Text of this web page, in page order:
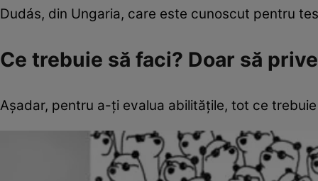
Dudás, din Ungaria, care este cunoscut pentru
Ce trebuie să faci? Doar să
Așadar, pentru a-ți evalua abilitățile, tot ce